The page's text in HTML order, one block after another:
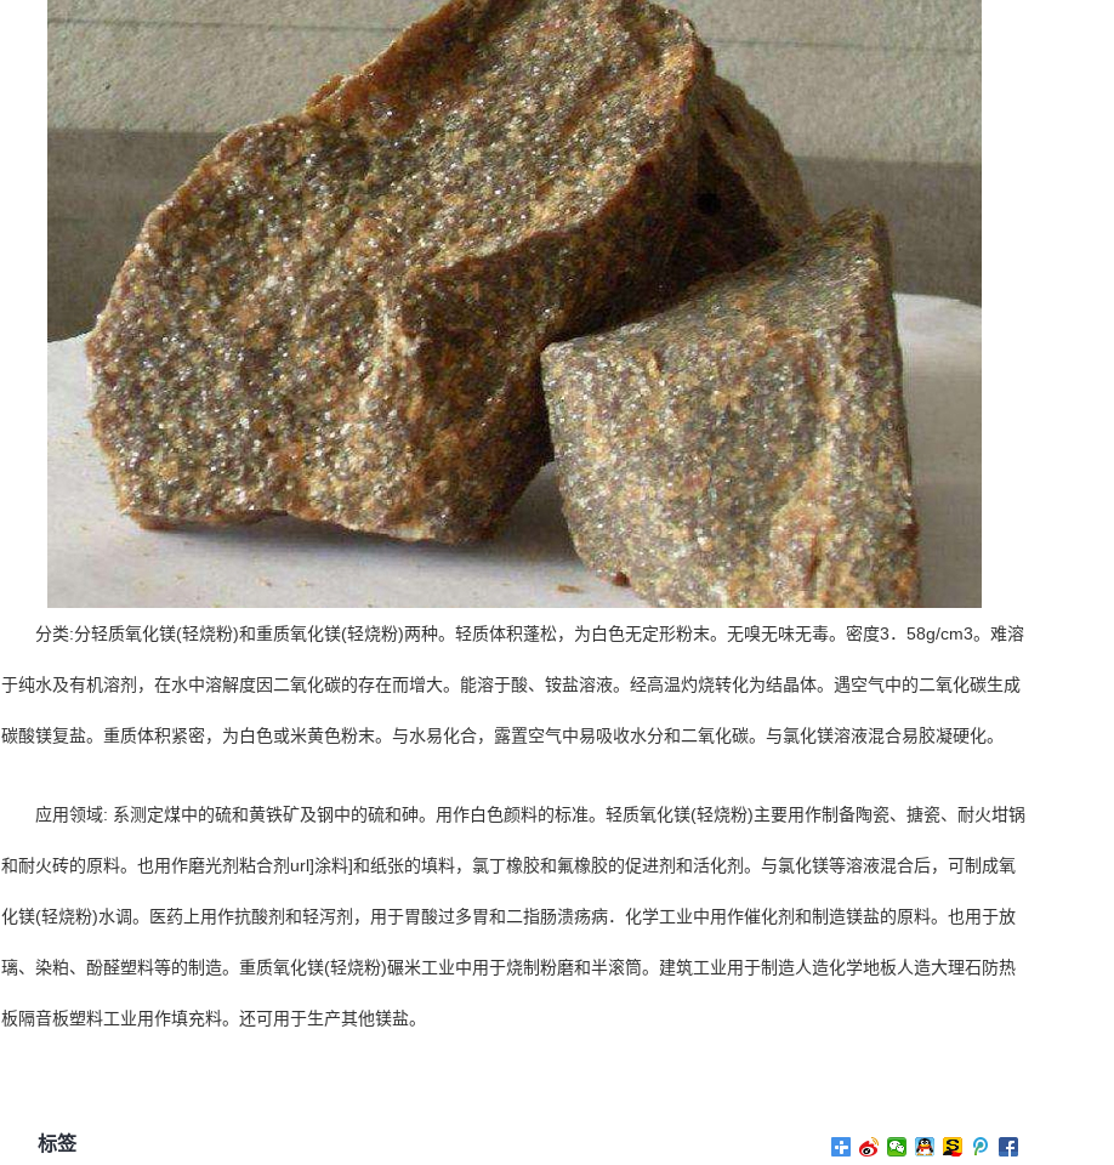
分类:分轻质氧化镁(轻烧粉)和重质氧化镁(轻烧粉)两种。轻质体积蓬松，为白色无定形粉末。无嗅无味无毒。密度3．58g/cm3。难溶
于纯水及有机溶剂，在水中溶解度因二氧化碳的存在而增大。能溶于酸、铵盐溶液。经高温灼烧转化为结晶体。遇空气中的二氧化碳生成
碳酸镁复盐。重质体积紧密，为白色或米黄色粉末。与水易化合，露置空气中易吸收水分和二氧化碳。与氯化镁溶液混合易胶凝硬化。
应用领域: 系测定煤中的硫和黄铁矿及钢中的硫和砷。用作白色颜料的标准。轻质氧化镁(轻烧粉)主要用作制备陶瓷、搪瓷、耐火坩锅
和耐火砖的原料。也用作磨光剂粘合剂url]涂料]和纸张的填料，氯丁橡胶和氟橡胶的促进剂和活化剂。与氯化镁等溶液混合后，可制成氧
化镁(轻烧粉)水调。医药上用作抗酸剂和轻泻剂，用于胃酸过多胃和二指肠溃疡病．化学工业中用作催化剂和制造镁盐的原料。也用于放
璃、染粕、酚醛塑料等的制造。重质氧化镁(轻烧粉)碾米工业中用于烧制粉磨和半滚筒。建筑工业用于制造人造化学地板人造大理石防热
板隔音板塑料工业用作填充料。还可用于生产其他镁盐。
标签